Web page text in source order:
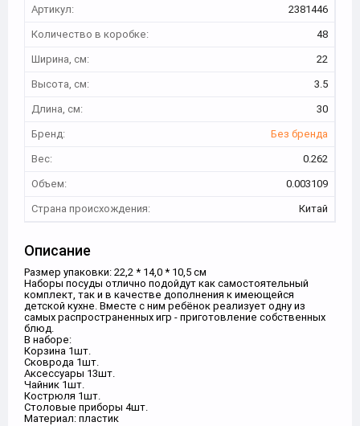
Артикул:
2381446
Количество в коробке:
48
Ширина, см:
22
Высота, см:
3.5
Длина, см:
30
Бренд:
Без бренда
Вес:
0.262
Объем:
0.003109
Страна происхождения:
Китай
Описание
Размер упаковки: 22,2 * 14,0 * 10,5 см
Наборы посуды отлично подойдут как самостоятельный
комплект, так и в качестве дополнения к имеющейся
детской кухне. Вместе с ним ребёнок реализует одну из
самых распространенных игр - приготовление собственных
блюд.
В наборе:
Корзина 1шт.
Сковрода 1шт.
Аксессуары 13шт.
Чайник 1шт.
Кострюля 1шт.
Столовые приборы 4шт.
Материал: пластик